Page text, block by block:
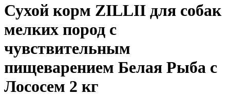
Сухой корм ZILLII для собак
мелких пород с
чувствительным
пищеварением Белая Рыба с
Лососем 2 кг